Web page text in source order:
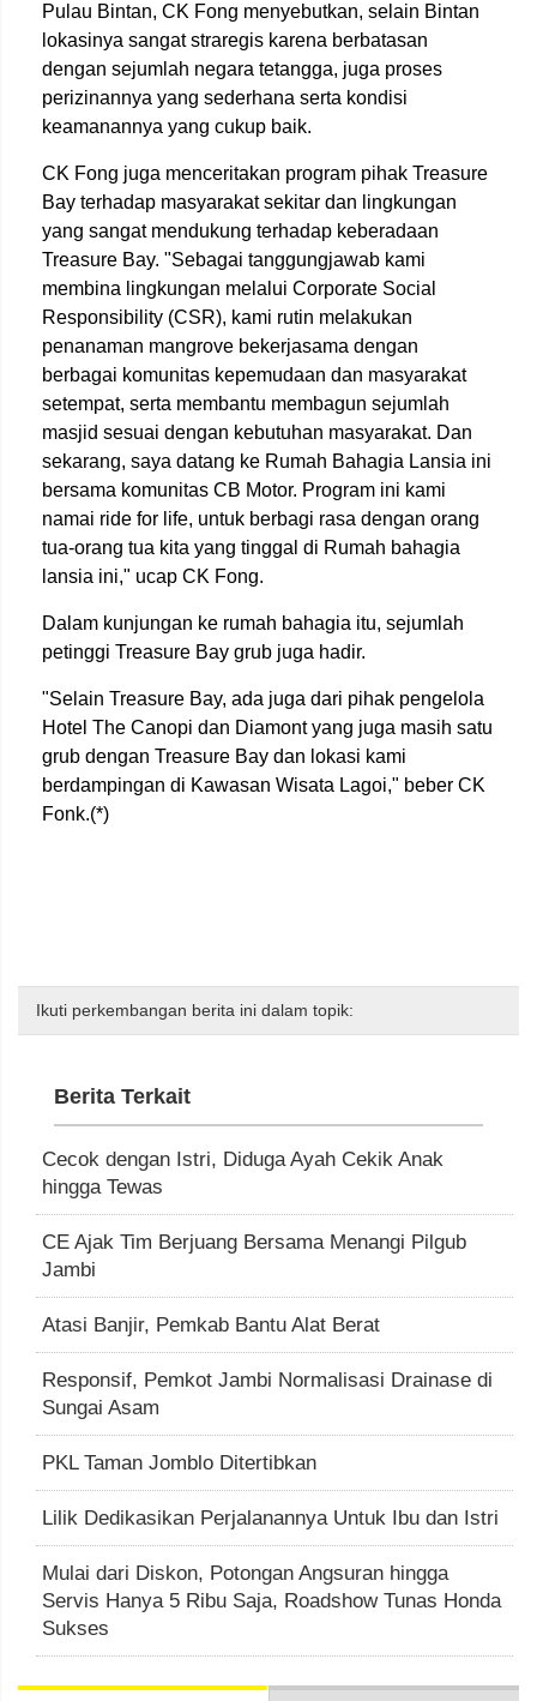
Pulau Bintan, CK Fong menyebutkan, selain Bintan
lokasinya sangat straregis karena berbatasan
dengan sejumlah negara tetangga, juga proses
perizinannya yang sederhana serta kondisi
keamanannya yang cukup baik.
CK Fong juga menceritakan program pihak Treasure
Bay terhadap masyarakat sekitar dan lingkungan
yang sangat mendukung terhadap keberadaan
Treasure Bay. "Sebagai tanggungjawab kami
membina lingkungan melalui Corporate Social
Responsibility (CSR), kami rutin melakukan
penanaman mangrove bekerjasama dengan
berbagai komunitas kepemudaan dan masyarakat
setempat, serta membantu membagun sejumlah
masjid sesuai dengan kebutuhan masyarakat. Dan
sekarang, saya datang ke Rumah Bahagia Lansia ini
bersama komunitas CB Motor. Program ini kami
namai ride for life, untuk berbagi rasa dengan orang
tua-orang tua kita yang tinggal di Rumah bahagia
lansia ini," ucap CK Fong.
Dalam kunjungan ke rumah bahagia itu, sejumlah
petinggi Treasure Bay grub juga hadir.
"Selain Treasure Bay, ada juga dari pihak pengelola
Hotel The Canopi dan Diamont yang juga masih satu
grub dengan Treasure Bay dan lokasi kami
berdampingan di Kawasan Wisata Lagoi," beber CK
Fonk.(*)
Ikuti perkembangan berita ini dalam topik:
Berita Terkait
Cecok dengan Istri, Diduga Ayah Cekik Anak
hingga Tewas
CE Ajak Tim Berjuang Bersama Menangi Pilgub
Jambi
Atasi Banjir, Pemkab Bantu Alat Berat
Responsif, Pemkot Jambi Normalisasi Drainase di
Sungai Asam
PKL Taman Jomblo Ditertibkan
Lilik Dedikasikan Perjalanannya Untuk Ibu dan Istri
Mulai dari Diskon, Potongan Angsuran hingga
Servis Hanya 5 Ribu Saja, Roadshow Tunas Honda
Sukses